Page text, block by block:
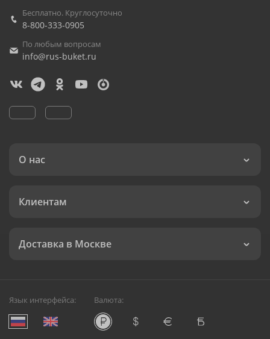
Бесплатно. Круглосуточно
8-800-333-0905
По любым вопросам
info@rus-buket.ru
О нас
Клиентам
Доставка в Москве
Язык интерфейса: Валюта: